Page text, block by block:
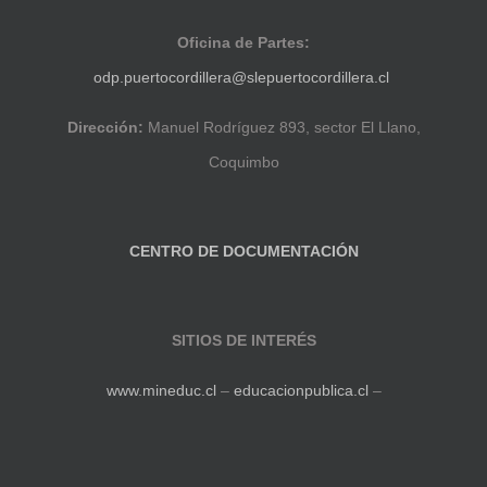
Oficina de Partes:
odp.puertocordillera@slepuertocordillera.cl
Dirección: Manuel Rodríguez 893, sector El Llano,
Coquimbo
CENTRO DE DOCUMENTACIÓN
SITIOS DE INTERÉS
www.mineduc.cl – educacionpublica.cl –